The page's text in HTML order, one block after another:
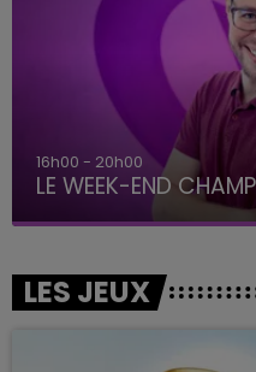
16h00 - 20h00
LE WEEK-END
LES JEUX